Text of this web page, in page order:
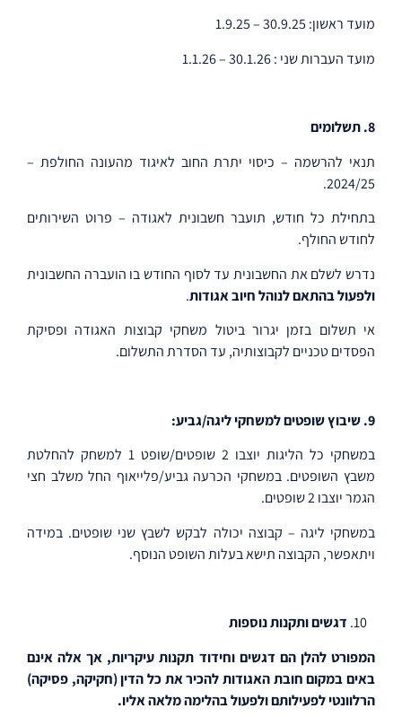
מועד ראשון:
מועד העברות שני :
8. תשלומים
תנאי להרשמה – כיסוי יתרת החוב לאיגוד מהעונה החולפת –
2024/25.
בתחילת כל חודש, תועבר חשבונית לאגודה – פרוט השירותים
לחודש החולף.
נדרש לשלם את החשבונית עד לסוף החודש בו הועברה החשבונית
ולפעול בהתאם לנוהל חיוב אגודות.
אי תשלום בזמן יגרור ביטול משחקי קבוצות האגודה ופסיקת
הפסדים טכניים לקבוצותיה, עד הסדרת התשלום.
9. שיבוץ שופטים למשחקי ליגה/גביע:
במשחקי כל הליגות יוצבו 2 שופטים/שופט 1 למשחק להחלטת
משבץ השופטים. במשחקי הכרעה גביע/פלייאוף החל משלב חצי
הגמר יוצבו 2 שופטים.
במשחקי ליגה – קבוצה יכולה לבקש לשבץ שני שופטים. במידה
ויתאפשר, הקבוצה תישא בעלות השופט הנוסף.
10. דגשים ותקנות נוספות
המפורט להלן הם דגשים וחידוד תקנות עיקריות, אך אלה אינם
באים במקום חובת האגודות להכיר את כל הדין (חקיקה, פסיקה)
הרלוונטי לפעילותם ולפעול בהלימה מלאה אליו.